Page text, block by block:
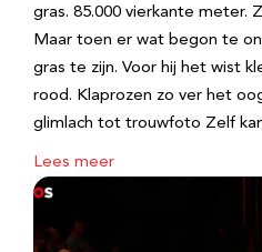
gras. 85.000 vierkante meter.
Maar toen er wat begon te
gras te zijn. Voor hij het wist
rood. Klaprozen zo ver het
glimlach tot trouwfoto Zelf
Lees meer